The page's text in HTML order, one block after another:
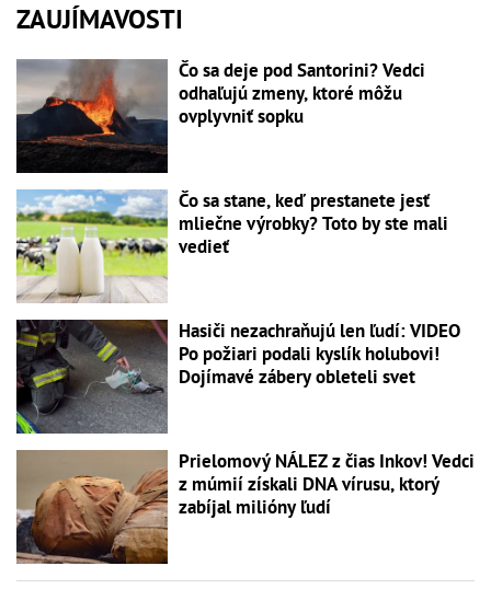
ZAUJÍMAVOSTI
Čo sa deje pod Santorini? Vedci
odhaľujú zmeny, ktoré môžu
ovplyvniť sopku
Čo sa stane, keď prestanete jesť
mliečne výrobky? Toto by ste mali
vedieť
Hasiči nezachraňujú len ľudí: VIDEO
Po požiari podali kyslík holubovi!
Dojímavé zábery obleteli svet
Prielomový NÁLEZ z čias Inkov! Vedci
z múmií získali DNA vírusu, ktorý
zabíjal milióny ľudí